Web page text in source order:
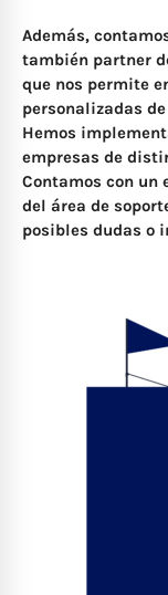
Además,
también partner
que nos permite
personalizadas
Hemos
empresas de
Contamos con
del área de
posibles dudas o